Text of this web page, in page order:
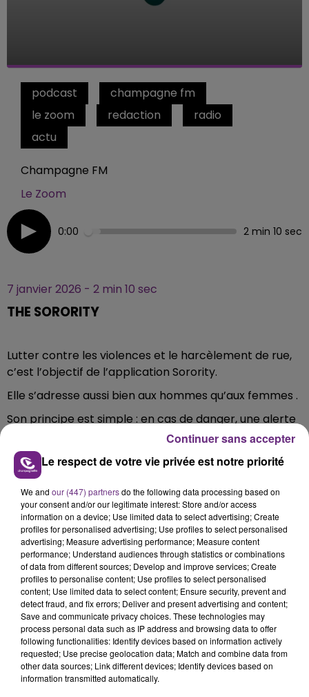
podcast
champagne fm
le zoom
redaction
radio
actu
Champagne FM
Le Zoom
0:00 2 min 10 sec
7 janvier 2026 - 2 min 10 sec
THE SORORITY
Lutter contre les violences et le harcèlement de rue,
c’est l’objectif de l’application Sorority.
Elle s’adresse aussi bien aux hommes qu’aux femmes .
Son principe est simple : en cas de danger, une alerte
est envoyée aux personnes géolocalisées à proximité
de la victime, qui peuvent alors la contacter
directement pour apporter une aide. ,
la fondatricePriscillia ROUTIER TRILLARDnous explique
son fonctionnement.
TITRES DIFFUSÉS
Le respect de votre vie privée est notre priorité
We and our (447) partnersdo the following data processing based on
your consent and/or our legitimate interest: Store and/or access
information on a device; Use limited data to select advertising; Create
profiles for personalised advertising; Use profiles to select personalised
advertising; Measure advertising performance; Measure content
performance; Understand audiences through statistics or combinations
of data from different sources; Develop and improve services; Create
profiles to personalise content; Use profiles to select personalised
content; Use limited data to select content; Ensure security, prevent and
detect fraud, and fix errors; Deliver and present advertising and content;
Save and communicate privacy choices. These technologies may
process personal data such as IP address and browsing data to offer
following functionalities: Identify devices based on information actively
requested; Use precise geolocation data; Match and combine data from
other data sources; Link different devices; Identify devices based on
information transmitted automatically.
Continuer sans accepter